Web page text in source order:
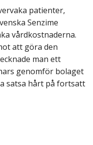
patienter,
Senzime
vårdkostnaderna.
att göra den
man ett
genomför bolaget
satsa hårt på fortsatt